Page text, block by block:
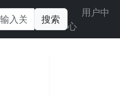
搜索
用户中
心